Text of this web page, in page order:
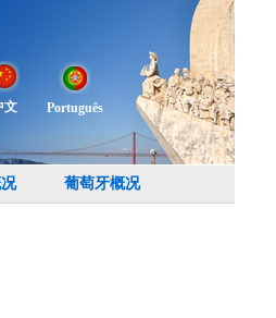
文 Português
葡萄牙概况